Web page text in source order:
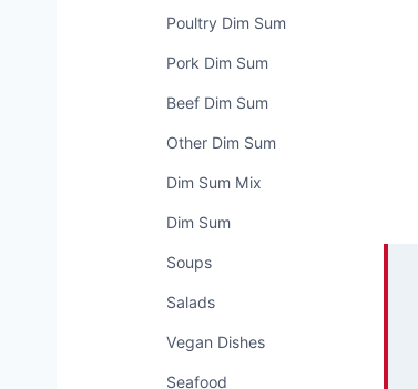
Poultry Dim Sum
Pork Dim Sum
Beef Dim Sum
Other Dim Sum
Dim Sum Mix
Dim Sum
Soups
Salads
Vegan Dishes
Seafood